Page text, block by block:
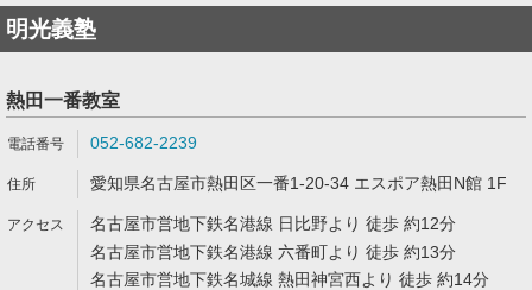
明光義塾
熱田一番教室
052-682-2239
愛知県名古屋市熱田区一番1-20-34 エスポア熱田N館 1F
名古屋市営地下鉄名港線 日比野より 徒歩 約12分
名古屋市営地下鉄名港線 六番町より 徒歩 約13分
名古屋市営地下鉄名城線 熱田神宮西より 徒歩 約14分